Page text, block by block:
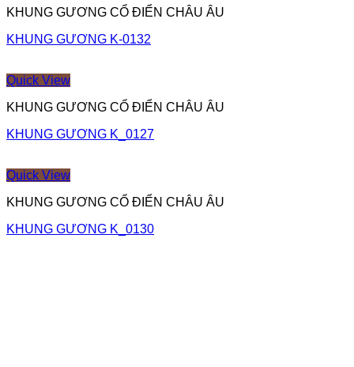
KHUNG GƯƠNG CỔ ĐIỂN CHÂU ÂU
KHUNG GƯƠNG K-0132
Quick View
KHUNG GƯƠNG CỔ ĐIỂN CHÂU ÂU
KHUNG GƯƠNG K_0127
Quick View
KHUNG GƯƠNG CỔ ĐIỂN CHÂU ÂU
KHUNG GƯƠNG K_0130